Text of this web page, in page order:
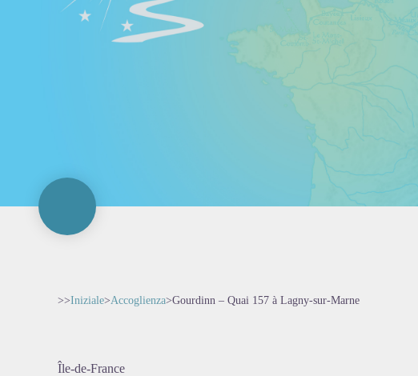
>>Iniziale>Accoglienza>Gourdinn – Quai 157 à Lagny-sur-Marne
Île-de-France